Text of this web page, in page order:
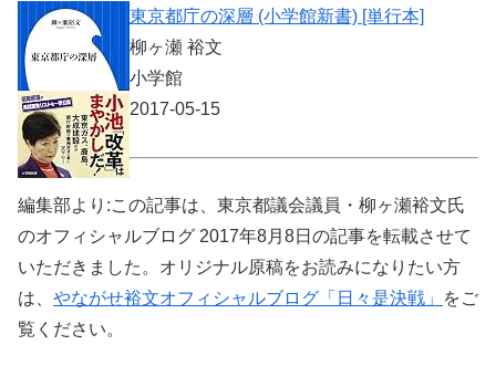
東京都庁の深層 (小学館新書) [単行本]
柳ヶ瀬 裕文
小学館
2017-05-15
編集部より:この記事は、東京都議会議員・柳ヶ瀬裕文氏
のオフィシャルブログ 2017年8月8日の記事を転載させて
いただきました。オリジナル原稿をお読みになりたい方
は、 やながせ裕文オフィシャルブログ「日々是決戦」
をご
覧ください。